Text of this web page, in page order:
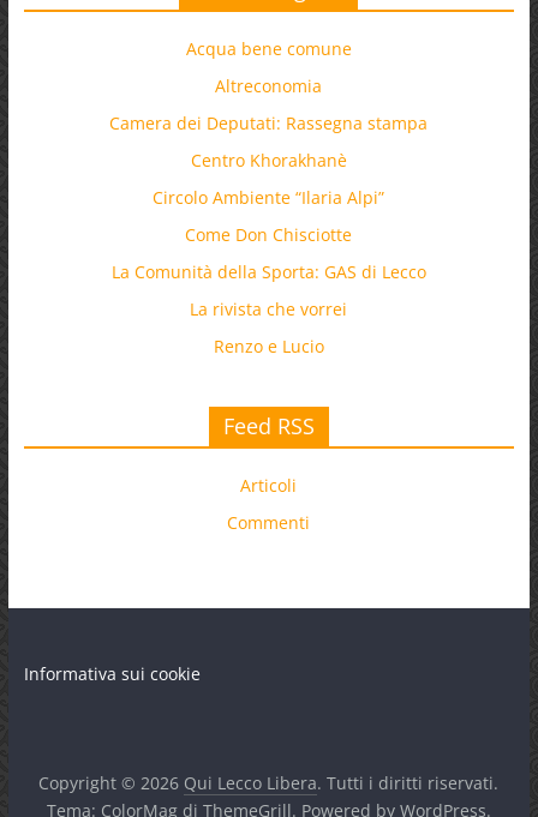
Acqua bene comune
Altreconomia
Camera dei Deputati: Rassegna stampa
Centro Khorakhanè
Circolo Ambiente “Ilaria Alpi”
Come Don Chisciotte
La Comunità della Sporta: GAS di Lecco
La rivista che vorrei
Renzo e Lucio
Feed RSS
Articoli
Commenti
Informativa sui cookie
Copyright © 2026 Qui Lecco Libera. Tutti i diritti riservati.
Tema: ColorMagdi ThemeGrill. Powered by WordPress.